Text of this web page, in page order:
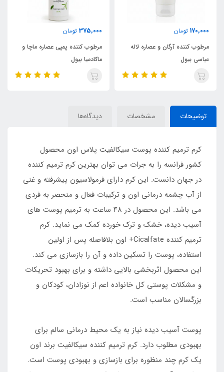
170,000 تومان
مرطوب کننده آرگان و عصاره لاله
عباسی بیول
375,000 تومان
مرطوب کننده پمپی عصاره ماچا و
ماکادمیا بیول
توضیحات مشخصات دیدگاه‌ها
کرم ترمیم کننده پوست سیکالفیت پلاس اون محصول
کشور فرانسه را به جرات می توان بهترین کرم ترمیم کننده
در جهان دانست. این کرم دارای فرمولاسیون پیشرفته و غنی
از آب چشمه درمانی اون و ترکیبات فعال و منحصر به فردی
می باشد. این محصول در 48 ساعت به ترمیم پوست های
آسیب دیده، خشک و ترک خورده کمک می نماید. کرم
ترمیم کننده Cicalfate+ اون بلافاصله پس از اولین
استفاده، پوست را تسکین داده و آن را بازسازی می کند.
این محصول اثربخشی بالایی داشته و برای بهبود تحریکات
و مشکلات پوستی کل خانواده اعم از نوزادان، کودکان و
بزرگسالان مناسب است.
پوست آسیب دیده نیاز به یک محیط درمانی سالم برای
بهبودی مطلوب دارد. کرم ترمیم کننده سیکالفیت برند اون
یک کرم چند منظوره برای بازسازی و بهبودی پوست است.